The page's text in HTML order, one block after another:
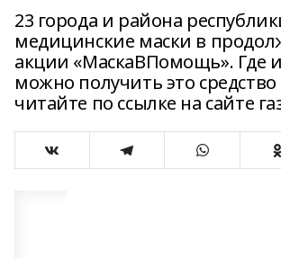
23 города и района
медицинские маски в
акции «МаскаВПомощь». Где
можно получить это
читайте по ссылке на сайте